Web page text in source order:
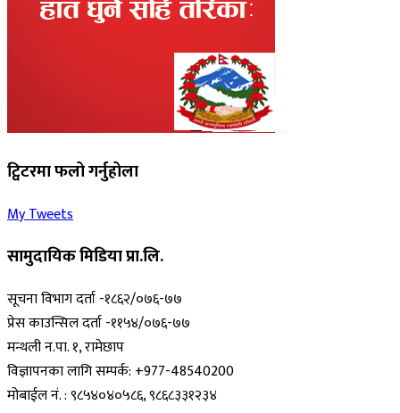
ट्विटरमा फलो गर्नुहोला
My Tweets
सामुदायिक मिडिया प्रा.लि.
सूचना विभाग दर्ता -१८६२/०७६-७७
प्रेस काउन्सिल दर्ता -११५४/०७६-७७
मन्थली न.पा. १, रामेछाप
विज्ञापनका लागि सम्पर्क: +977-48540200
मोबाईल नं. : ९८५४०४०५८६, ९८६८३३१२३४